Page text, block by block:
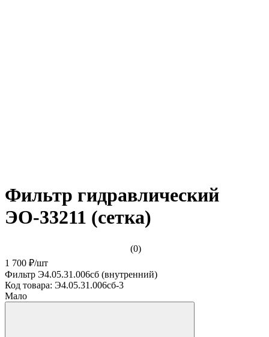
Фильтр гидравлический
ЭО-33211 (сетка)
(0)
1 700 ₽/шт
Фильтр Э4.05.31.006сб (внутренний)
Код товара: Э4.05.31.006сб-3
Мало